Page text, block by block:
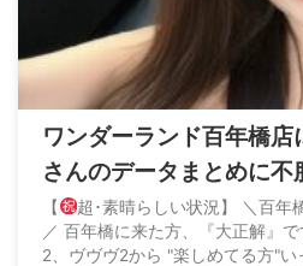
ワンダーランド百年橋店
さんのデータまとめに
店百年橋ほぼ毎回抜い
ならマイホに来ないでく
【 超･素晴らしい状況】 ＼百年
／ 百年橋に来た方、『大正解』で
2、ヴヴヴ2から "楽しめてる方"い